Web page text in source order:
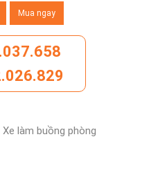
Mua ngay
Xe làm buồng phòng